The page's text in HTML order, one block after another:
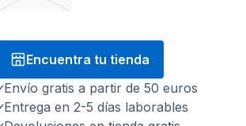
Encuentra tu tienda
Envío gratis a partir de 50 euros
Entrega en 2-5 días laborables